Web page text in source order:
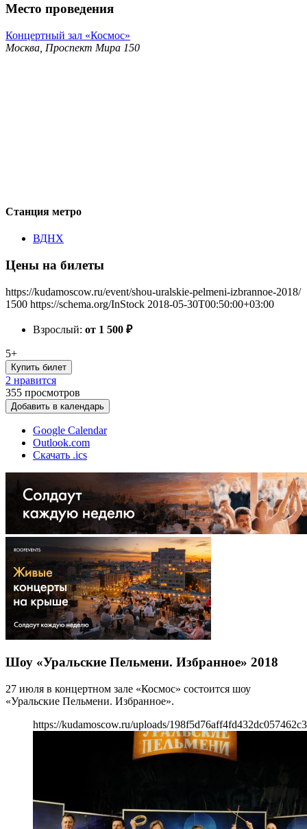
Место проведения
Концертный зал «Космос»
Москва, Проспект Мира 150
Станция метро
ВДНХ
Цены на билеты
https://kudamoscow.ru/event/shou-uralskie-pelmeni-izbrannoe-2018/
1500 https://schema.org/InStock 2018-05-30T00:50:00+03:00
Взрослый: от 1 500 ₽
5+
Купить билет
2 нравится
355 просмотров
Добавить в календарь
Google Calendar
Outlook.com
Скачать .ics
Шоу «Уральские Пельмени. Избранное» 2018
27 июля в концертном зале «Космос» состоится шоу
«Уральские Пельмени. Избранное».
https://kudamoscow.ru/uploads/